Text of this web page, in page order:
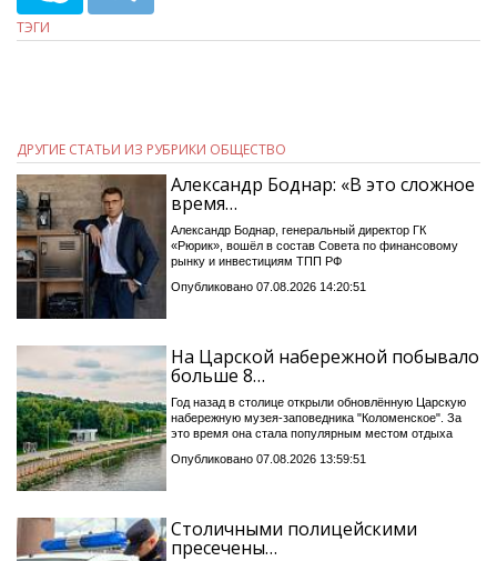
ТЭГИ
ДРУГИЕ СТАТЬИ ИЗ РУБРИКИ ОБЩЕСТВО
Александр Боднар: «В это сложное
время…
Александр Боднар, генеральный директор ГК
«Рюрик», вошёл в состав Совета по финансовому
рынку и инвестициям ТПП РФ
Опубликовано 07.08.2026 14:20:51
На Царской набережной побывало
больше 8…
Год назад в столице открыли обновлённую Царскую
набережную музея-заповедника "Коломенское". За
это время она стала популярным местом отдыха
Опубликовано 07.08.2026 13:59:51
Столичными полицейскими
пресечены…